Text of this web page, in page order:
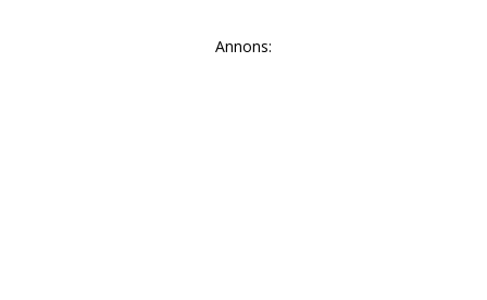
Annons: